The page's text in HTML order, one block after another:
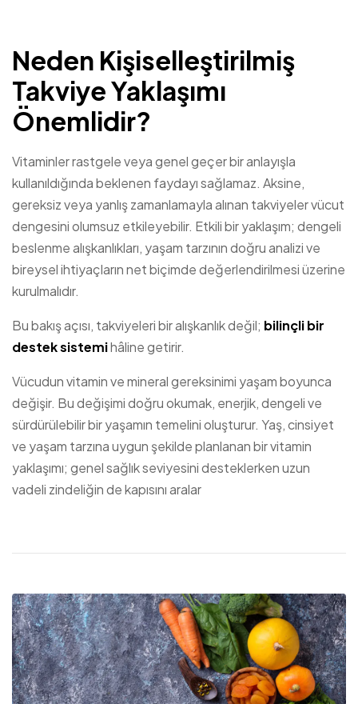
Neden Kişiselleştirilmiş
Takviye Yaklaşımı
Önemlidir?
Vitaminler rastgele veya genel geçer bir anlayışla
kullanıldığında beklenen faydayı sağlamaz. Aksine,
gereksiz veya yanlış zamanlamayla alınan takviyeler vücut
dengesini olumsuz etkileyebilir. Etkili bir yaklaşım; dengeli
beslenme alışkanlıkları, yaşam tarzının doğru analizi ve
bireysel ihtiyaçların net biçimde değerlendirilmesi üzerine
kurulmalıdır.
Bu bakış açısı, takviyeleri bir alışkanlık değil; bilinçli bir
destek sistemihâline getirir.
Vücudun vitamin ve mineral gereksinimi yaşam boyunca
değişir. Bu değişimi doğru okumak, enerjik, dengeli ve
sürdürülebilir bir yaşamın temelini oluşturur. Yaş, cinsiyet
ve yaşam tarzına uygun şekilde planlanan bir vitamin
yaklaşımı; genel sağlık seviyesini desteklerken uzun
vadeli zindeliğin de kapısını aralar